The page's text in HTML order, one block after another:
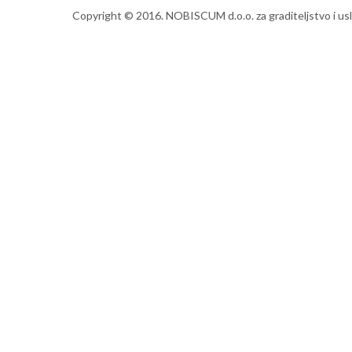
Copyright © 2016. NOBISCUM d.o.o. za graditeljstvo i